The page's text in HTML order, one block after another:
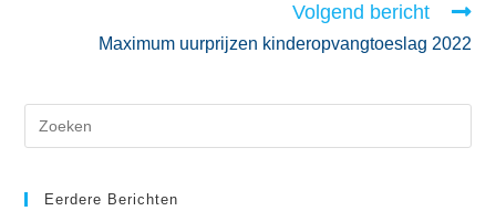
Volgend bericht
Maximum uurprijzen kinderopvangtoeslag 2022
Eerdere Berichten